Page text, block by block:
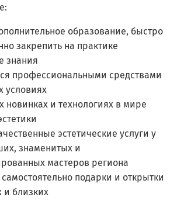
образование, быстро
закрепить на практике
знания
профессиональными средствами
условиях
новинках и технологиях в мире
эстетические услуги у
знаменитых и
мастеров региона
самостоятельно подарки и открытки
и близких